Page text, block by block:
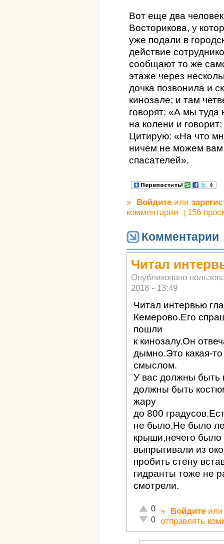
Вот еще два
Восторикова, у
уже подали в
действие
сообщают то же
этаже через
дочка позвонила и
кинозале; и там
говорят: «А мы
на колени и
Цитирую: «На что
ничем не можем
спасателей».
» Войдите или
комментарии
156
Комментарии
Читал
Опубликовано
2018 - 13:49
Читал интервью
Кемерово.Его
пошли
к кинозалу.Он
дымно.Это какая-
смыслом.
У вас должны быть
должны быть
жару
до 800
не было.Не было
крыши,нечего
выпрыгивали из
пробить стену
гидранты тоже не
смотрели.
Отлично!
0
Неадекватно!
0
» Войдите
отправлять